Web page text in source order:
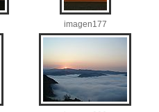
imagen177